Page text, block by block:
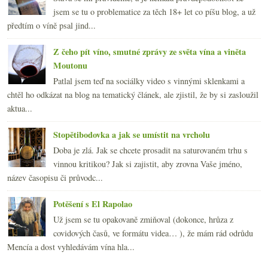
jsem se tu o problematice za těch 18+ let co píšu blog, a už
předtím o víně psal jind...
Z čeho pít víno, smutné zprávy ze světa vína a viněta
Moutonu
Patlal jsem teď na sociálky video s vinnými sklenkami a
chtěl ho odkázat na blog na tematický článek, ale zjistil, že by si zasloužil
aktua...
Stopětibodovka a jak se umístit na vrcholu
Doba je zlá. Jak se chcete prosadit na saturovaném trhu s
vinnou kritikou? Jak si zajistit, aby zrovna Vaše jméno,
název časopisu či průvodc...
Potěšení s El Rapolao
Už jsem se tu opakovaně zmiňoval (dokonce, hrůza z
covidových časů, ve formátu videa… ), že mám rád odrůdu
Mencía a dost vyhledávám vína hla...